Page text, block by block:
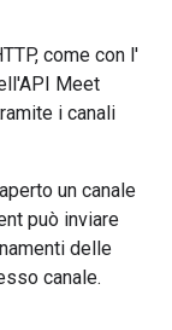
come con l'
Meet
i canali
un canale
può inviare
delle
canale.